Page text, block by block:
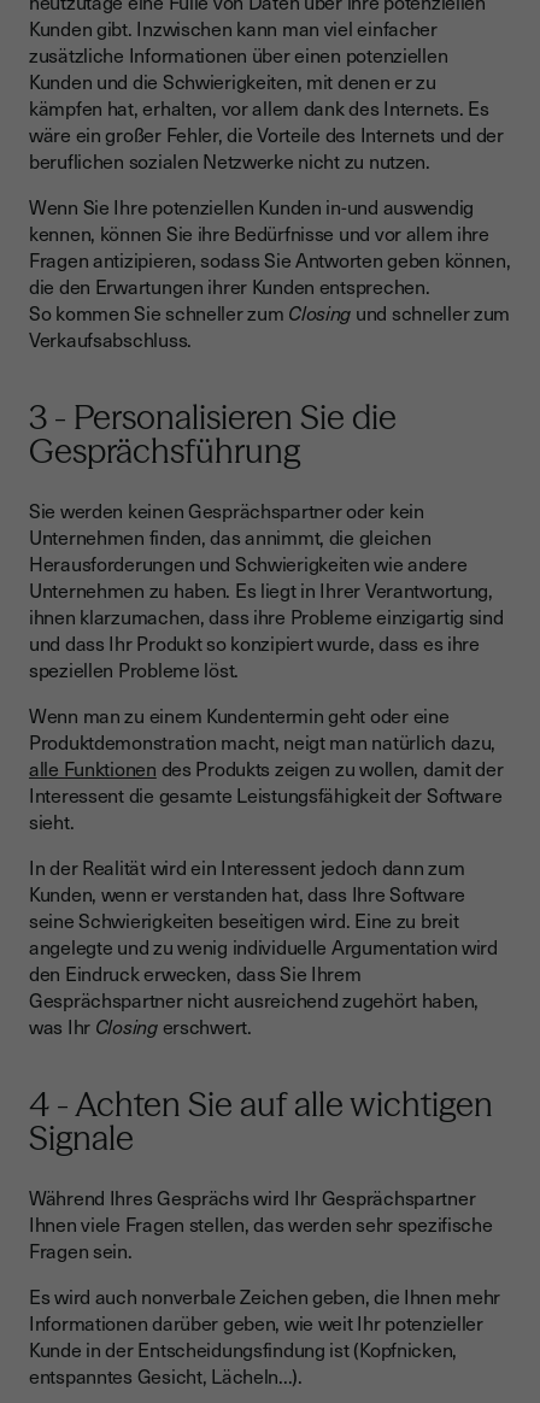
Kunden gibt. Inzwischen kann man viel einfacher
zusätzliche Informationen über einen potenziellen
Kunden und die Schwierigkeiten, mit denen er zu
kämpfen hat, erhalten, vor allem dank des Internets. Es
wäre ein großer Fehler, die Vorteile des Internets und der
beruflichen sozialen Netzwerke nicht zu nutzen.
Wenn Sie Ihre potenziellen Kunden in-und auswendig
kennen, können Sie ihre Bedürfnisse und vor allem ihre
Fragen antizipieren, sodass Sie Antworten geben können,
die den Erwartungen ihrer Kunden entsprechen.
So kommen Sie schneller zum Closing und schneller zum
Verkaufsabschluss.
3 - Personalisieren Sie die
Gesprächsführung
Sie werden keinen Gesprächspartner oder kein
Unternehmen finden, das annimmt, die gleichen
Herausforderungen und Schwierigkeiten wie andere
Unternehmen zu haben. Es liegt in Ihrer Verantwortung,
ihnen klarzumachen, dass ihre Probleme einzigartig sind
und dass Ihr Produkt so konzipiert wurde, dass es ihre
speziellen Probleme löst.
Wenn man zu einem Kundentermin geht oder eine
Produktdemonstration macht, neigt man natürlich dazu,
alle Funktionen des Produkts zeigen zu wollen, damit der
Interessent die gesamte Leistungsfähigkeit der Software
sieht.
In der Realität wird ein Interessent jedoch dann zum
Kunden, wenn er verstanden hat, dass Ihre Software
seine Schwierigkeiten beseitigen wird. Eine zu breit
angelegte und zu wenig individuelle Argumentation wird
den Eindruck erwecken, dass Sie Ihrem
Gesprächspartner nicht ausreichend zugehört haben,
was Ihr Closingerschwert.
4 - Achten Sie auf alle wichtigen
Signale
Während Ihres Gesprächs wird Ihr Gesprächspartner
Ihnen viele Fragen stellen, das werden sehr spezifische
Fragen sein.
Es wird auch nonverbale Zeichen geben, die Ihnen mehr
Informationen darüber geben, wie weit Ihr potenzieller
Kunde in der Entscheidungsfindung ist (Kopfnicken,
entspanntes Gesicht, Lächeln...).